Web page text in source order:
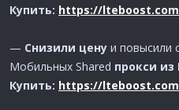
Купить: https://
— Снизили цену и повысили
Мобильных Shared прокси из
Купить: https://